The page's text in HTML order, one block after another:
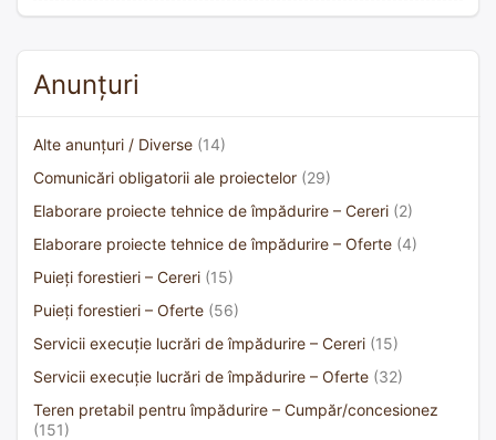
Anunțuri
Alte anunțuri / Diverse (14)
Comunicări obligatorii ale proiectelor (29)
Elaborare proiecte tehnice de împădurire – Cereri (2)
Elaborare proiecte tehnice de împădurire – Oferte (4)
Puieți forestieri – Cereri (15)
Puieți forestieri – Oferte (56)
Servicii execuție lucrări de împădurire – Cereri (15)
Servicii execuție lucrări de împădurire – Oferte (32)
Teren pretabil pentru împădurire – Cumpăr/concesionez
(151)